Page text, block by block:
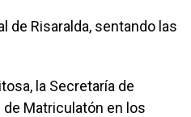
de Risaralda, sentando las
la Secretaría de
Matriculatón en los